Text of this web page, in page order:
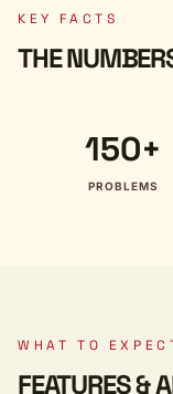
KEY FACTS
THE
150+
PROBLEMS
WHAT TO
FEATURES &